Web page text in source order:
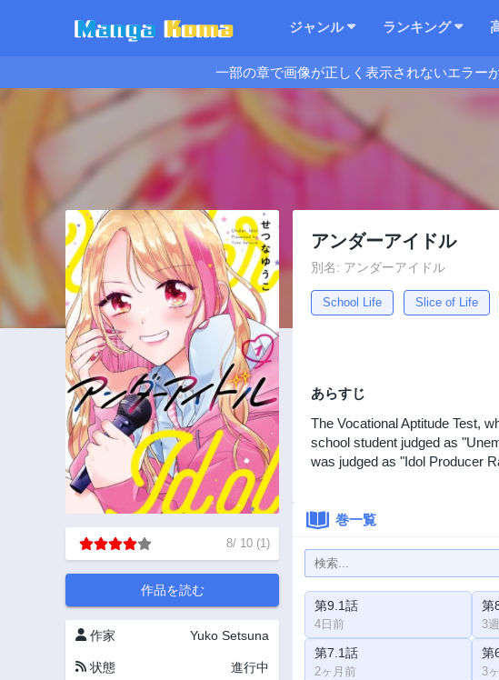
ジャンル ランキング
一部の章で画像が正しく表示されないエラー
8/ 10 (1)
作品を読む
作家 Yuko Setsuna
状態 進行中
アンダーアイドル
別名: アンダーアイドル
School Life Slice of Life
あらすじ
The Vocational Aptitude Test,
school student judged as
was judged as "Idol Producer
巻一覧
第9.1話
4日前
第
3
第7.1話
2ヶ月前
第
3